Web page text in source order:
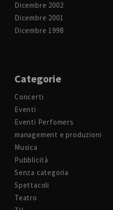
Dicembre 2002
Dicembre 2001
Dicembre 1998
Categorie
Concerti
Eventi
Eventi Perfomers
management e produzioni
Musica
Pubblicità
Senza categoria
Spettacoli
Teatro